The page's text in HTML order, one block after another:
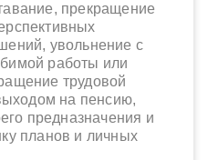
прекращение
увольнение с
работы или
трудовой
на пенсию,
предназначения и
планов и личных